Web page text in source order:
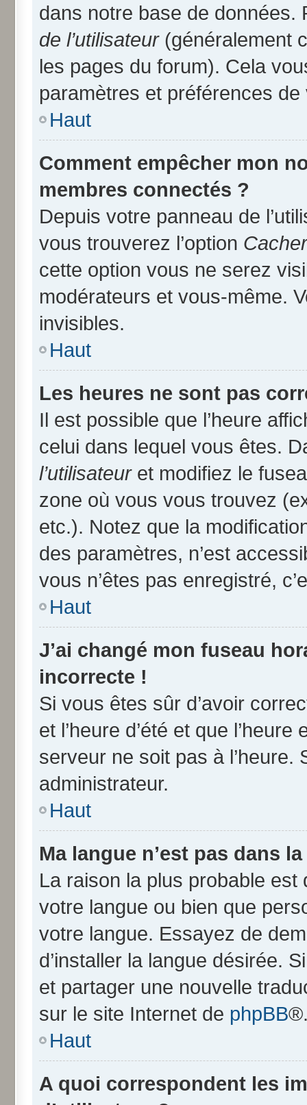
dans notre base de
de l’utilisateur(généralement
les pages du forum). Cela
paramètres et préférences
Haut
Comment empêcher mon
membres connectés ?
Depuis votre panneau de
vous trouverez l’option
cette option vous ne serez
modérateurs et vous-même.
invisibles.
Haut
Les heures ne sont pas
Il est possible que l’heure
celui dans lequel vous êtes.
l’utilisateuret modifiez le
zone où vous vous trouvez
etc.). Notez que la
des paramètres, n’est
vous n’êtes pas enregistré,
Haut
J’ai changé mon fuseau
incorrecte !
Si vous êtes sûr d’avoir
et l’heure d’été et que
serveur ne soit pas à l’heure.
administrateur.
Haut
Ma langue n’est pas dans
La raison la plus probable est
votre langue ou bien que
votre langue. Essayez de
d’installer la langue désirée.
et partager une nouvelle
sur le site Internet de phpBB
Haut
A quoi correspondent les